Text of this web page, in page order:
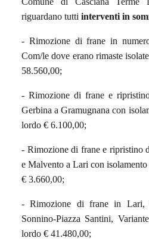
riguardano tutti interventi in
- Rimozione di frane in
Com/le dove erano rimaste
58.560,00;
- Rimozione di frane e
Gerbina a Gramugnana con
lordo € 6.100,00;
- Rimozione di frane e ripristino
e Malvento a Lari con
€ 3.660,00;
- Rimozione di frane in
Sonnino-Piazza Santini,
lordo € 41.480,00;